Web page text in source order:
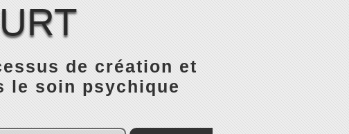
de création et
le soin psychique